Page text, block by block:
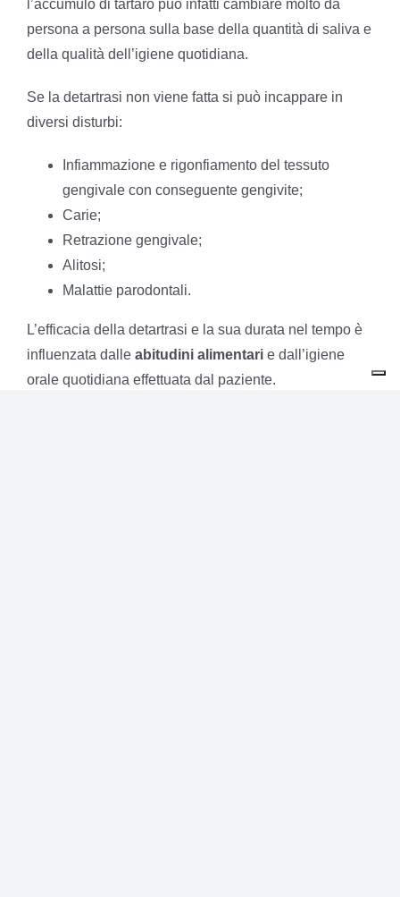
l’accumulo di tartaro può infatti cambiare molto da
persona a persona sulla base della quantità di saliva e
della qualità dell’igiene quotidiana.
Se la detartrasi non viene fatta si può incappare in
diversi disturbi:
Infiammazione e rigonfiamento del tessuto
gengivale con conseguente gengivite;
Carie;
Retrazione gengivale;
Alitosi;
Malattie parodontali.
L’efficacia della detartrasi e la sua durata nel tempo è
influenzata dalle abitudini alimentarie dall’igiene
orale quotidiana effettuata dal paziente.